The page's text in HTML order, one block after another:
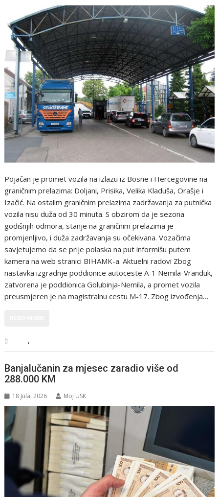
Pojačan je promet vozila na izlazu iz Bosne i Hercegovine na
graničnim prelazima: Doljani, Prisika, Velika Kladuša, Orašje i
Izačić. Na ostalim graničnim prelazima zadržavanja za putnička
vozila nisu duža od 30 minuta. S obzirom da je sezona
godišnjih odmora, stanje na graničnim prelazima je
promjenljivo, i duža zadržavanja su očekivana. Vozačima
savjetujemo da se prije polaska na put informišu putem
kamera na web stranici BIHAMK-a. Aktuelni radovi Zbog
nastavka izgradnje poddionice autoceste A-1 Nemila-Vranduk,
zatvorena je poddionica Golubinja-Nemila, a promet vozila
preusmjeren je na magistralnu cestu M-17. Zbog izvođenja…
,
Banjalučanin za mjesec zaradio više od
288.000 KM
18 Jula, 2026 Moj USK